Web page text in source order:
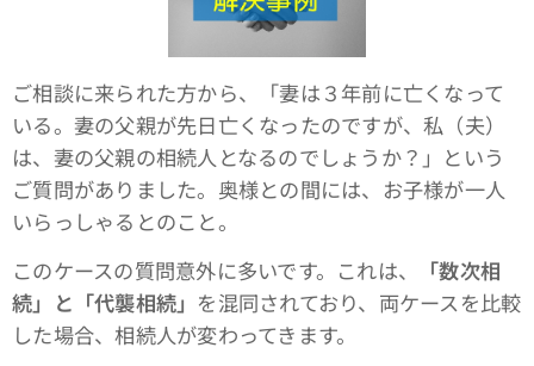
ご相談に来られた方から、「妻は３年前に亡くなって
いる。妻の父親が先日亡くなったのですが、私（夫）
は、妻の父親の相続人となるのでしょうか？」という
ご質問がありました。奥様との間には、お子様が一人
いらっしゃるとのこと。
このケースの質問意外に多いです。これは、
「数次相
続」と「代襲相続」 を混同されており、両ケースを比較
した場合、相続人が変わってきます。